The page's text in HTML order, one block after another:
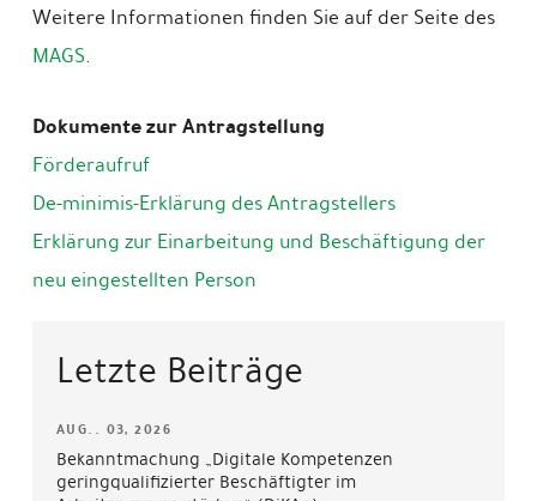
Weitere Informationen finden Sie auf der Seite des
MAGS.
Dokumente zur Antragstellung
Förderaufruf
De-minimis-Erklärung des Antragstellers
Erklärung zur Einarbeitung und Beschäftigung der
neu eingestellten Person
Letzte Beiträge
AUG.. 03, 2026
Bekanntmachung „Digitale Kompetenzen
geringqualifizierter Beschäftigter im